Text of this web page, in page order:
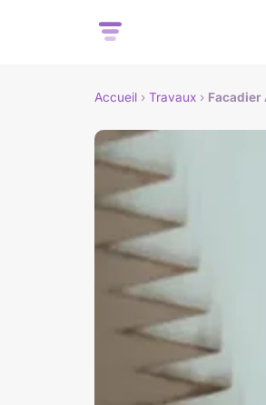
Accueil › Travaux › Facadier